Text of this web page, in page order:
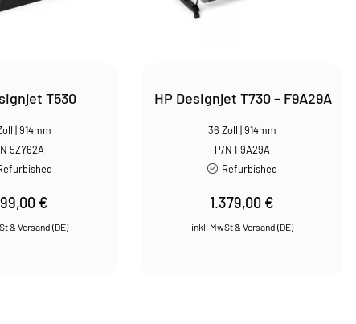
T530
| 914mm
5ZY62A
€
HP Designjet T730 – F9A29A
36 Zoll | 914mm
P/N F9A29A
Refurbished
1.379,00 €